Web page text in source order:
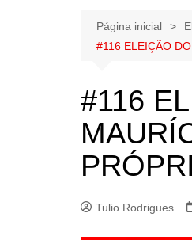
Política
Página inicial
#116 ELEIÇÃO
#116
Tulio Rodrigues